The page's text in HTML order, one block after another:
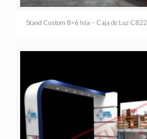
Stand Custom 8×6 Isla – Caja de Luz C822